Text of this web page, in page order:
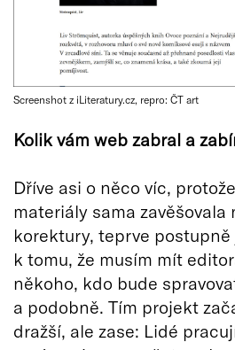
Screenshot z iLiteratury.cz, repro: ČT art
Kolik vám web zabral a
Dříve asi o něco víc,
materiály sama zavěšovala
korektury, teprve postupně
k tomu, že musím mít
někoho, kdo bude
a podobně. Tím projekt
dražší, ale zase: Lidé